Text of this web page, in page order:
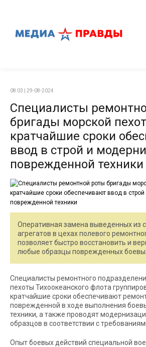
08:03 | 29-08-2024
Специалисты
бригады морской
кратчайшие сроки
ввод в строй и
поврежденной техники
Оперативная замена выведенных из
агрегатов в цехах полевого
позволяет быстро восстановить и
любые образцы поврежденных
Специалисты ремонтного
пехоты Тихоокеанского флота
кратчайшие сроки обеспечивают
поврежденной в ходе выполнения
техники, а также проводят
образцов в соответствии с
Опыт боевых действий специальной